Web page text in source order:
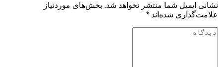
نشانی ایمیل شما منتشر نخواهد شد. بخش‌های موردنیاز
علامت‌گذاری شده‌اند *